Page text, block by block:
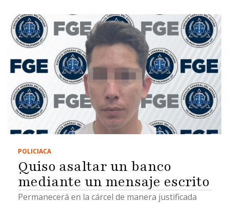
POLICIACA
Quiso asaltar un banco
mediante un mensaje escrito
Permanecerá en la cárcel de manera justificada